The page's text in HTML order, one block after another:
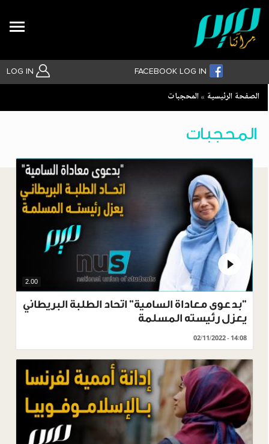
LOG IN FACEBOOK LOG IN
Breadcrumb
الصفحة الرئيسية المحجبات
المحجبات
2.00
"بدعوى معاداة السامية" اتحاد الطلبة البريطاني
يعزل رئيسته المسلمة
02/11/2022 - 14:08